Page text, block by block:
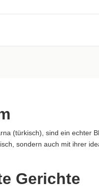
(türkisch), sind ein echter
sondern auch mit ihrer
Gerichte